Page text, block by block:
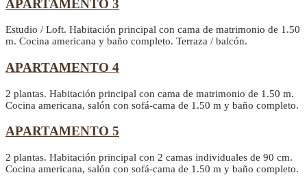
APARTAMENTO 3
Estudio / Loft. Habitación principal con cama de matrimonio de 1.50
m. Cocina americana y baño completo. Terraza / balcón.
APARTAMENTO 4
2 plantas. Habitación principal con cama de matrimonio de 1.50 m.
Cocina americana, salón con sofá-cama de 1.50 m y baño completo.
APARTAMENTO 5
2 plantas. Habitación principal con 2 camas individuales de 90 cm.
Cocina americana, salón con sofá-cama de 1.50 m y baño completo.